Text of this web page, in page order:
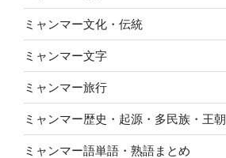
ミャンマー文化・伝統
ミャンマー文字
ミャンマー旅行
ミャンマー歴史・起源・多民族・王朝
ミャンマー語単語・熟語まとめ